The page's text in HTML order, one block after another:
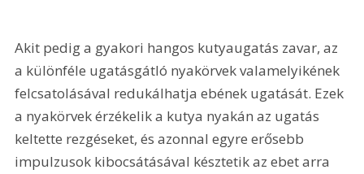
Akit pedig a gyakori hangos kutyaugatás zavar, az
a különféle ugatásgátló nyakörvek valamelyikének
felcsatolásával redukálhatja ebének ugatását. Ezek
a nyakörvek érzékelik a kutya nyakán az ugatás
keltette rezgéseket, és azonnal egyre erősebb
impulzusok kibocsátásával késztetik az ebet arra